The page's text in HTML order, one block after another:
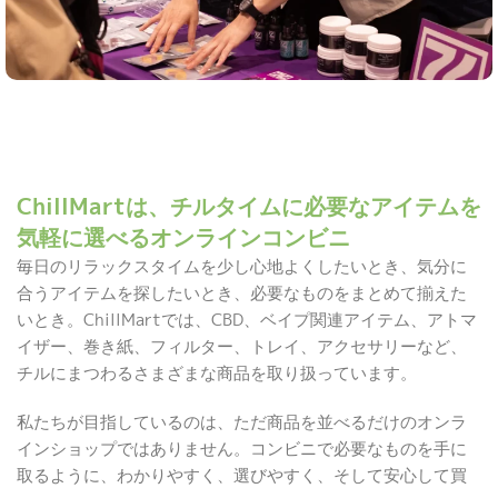
ChillMartは、チルタイムに必要なアイテムを
気軽に選べるオンラインコンビニ
毎日のリラックスタイムを少し心地よくしたいとき、気分に
合うアイテムを探したいとき、必要なものをまとめて揃えた
いとき。ChillMartでは、CBD、ベイプ関連アイテム、アトマ
イザー、巻き紙、フィルター、トレイ、アクセサリーなど、
チルにまつわるさまざまな商品を取り扱っています。
私たちが目指しているのは、ただ商品を並べるだけのオンラ
インショップではありません。コンビニで必要なものを手に
取るように、わかりやすく、選びやすく、そして安心して買